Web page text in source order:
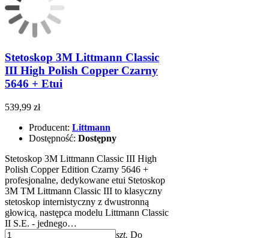
Stetoskop 3M Littmann Classic
III High Polish Copper Czarny
5646 + Etui
539,99 zł
Producent: Littmann
Dostępność: Dostępny
Stetoskop 3M Littmann Classic III High
Polish Copper Edition Czarny 5646 +
profesjonalne, dedykowane etui Stetoskop
3M TM Littmann Classic III to klasyczny
stetoskop internistyczny z dwustronną
głowicą, następca modelu Littmann Classic
II S.E. - jednego…
szt. Do